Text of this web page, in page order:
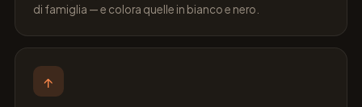
di famiglia — e colora quelle in bianco e nero.
↑